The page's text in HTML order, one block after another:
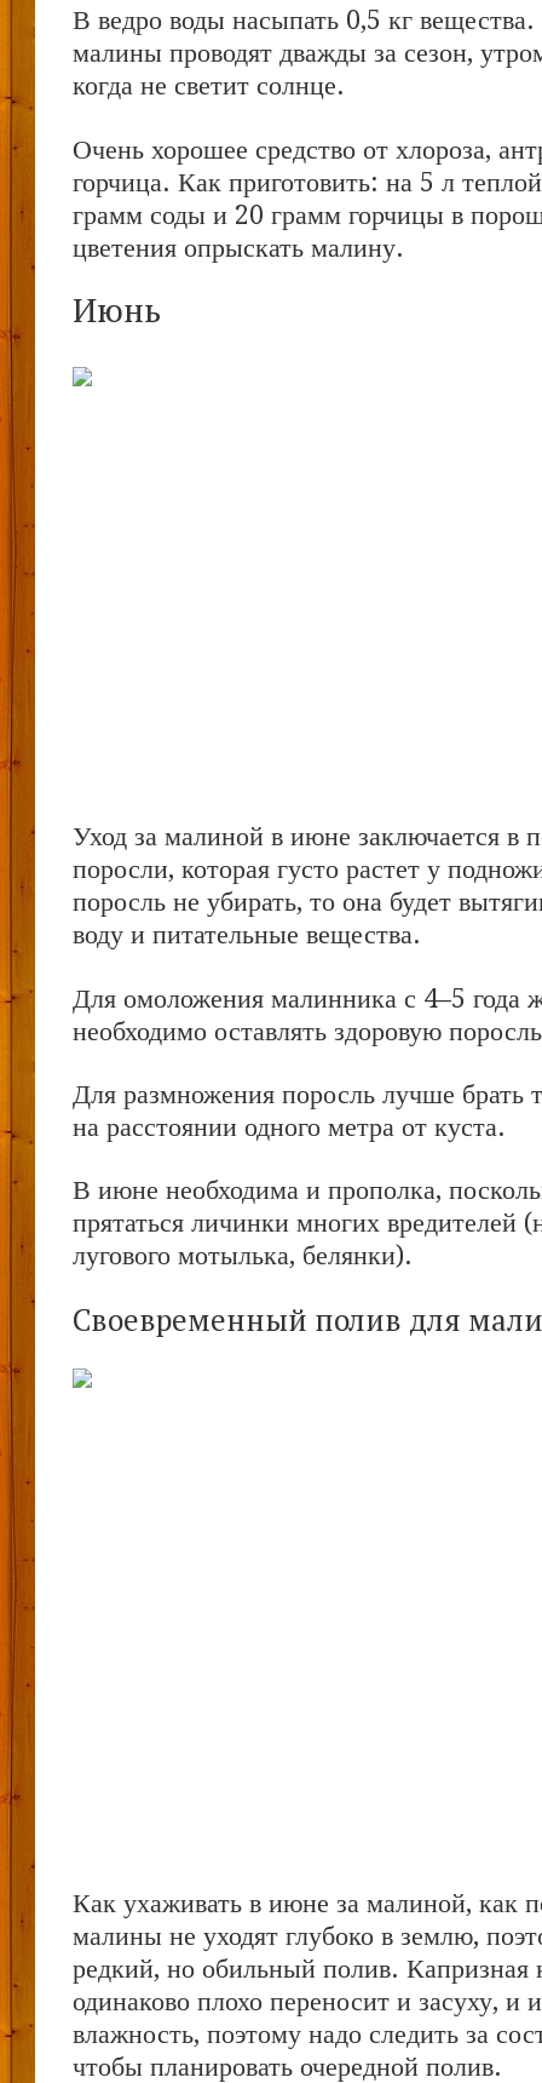
В ведро воды насыпать 0,5 кг
малины проводят дважды за сезон,
когда не светит солнце.
Очень хорошее средство от хлороза,
горчица. Как приготовить: на 5 л
грамм соды и 20 грамм горчицы в
цветения опрыскать малину.
Июнь
Уход за малиной в июне заключается в
поросли, которая густо растет у
поросль не убирать, то она будет
воду и питательные вещества.
Для омоложения малинника с 4–5 года
необходимо оставлять здоровую
Для размножения поросль лучше брать
на расстоянии одного метра от куста.
В июне необходима и прополка,
прятаться личинки многих вредителей
лугового мотылька, белянки).
Своевременный полив для
Как ухаживать в июне за малиной, как
малины не уходят глубоко в землю,
редкий, но обильный полив. Капризная
одинаково плохо переносит и засуху,
влажность, поэтому надо следить за
чтобы планировать очередной полив.